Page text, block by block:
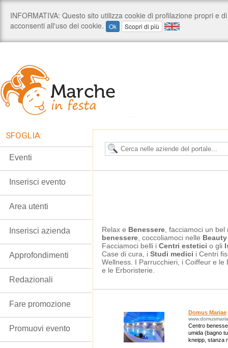
Relax e Benessere , facciamoci un
benessere , coccoliamoci nelle
Facciamoci belli i Centri estetici o gli
Case di cura, i Studi medici i Centri
Wellness. I Parrucchieri, i Coiffeur e
e le Erboristerie.
Domus Mariae
Centro
umida (bagno
kneipp, stanza
SFOGLIA:
Eventi
Inserisci evento
Area utenti
Inserisci azienda
Approfondimenti
Redazionali
Fare promozione
Promuovi evento